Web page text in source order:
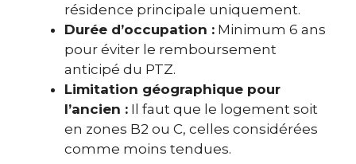
résidence principale uniquement.
Durée d’occupation : Minimum 6 ans
pour éviter le remboursement
anticipé du PTZ.
Limitation géographique pour
l’ancien : Il faut que le logement soit
en zones B2 ou C, celles considérées
comme moins tendues.